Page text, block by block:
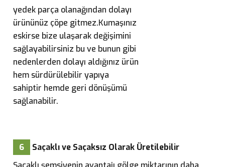
yedek parça olanağından dolayı
ürününüz çöpe gitmez.Kumaşınız
eskirse bize ulaşarak değişimini
sağlayabilirsiniz bu ve bunun gibi
nedenlerden dolayı aldığınız ürün
hem sürdürülebilir yapıya
sahiptir hemde geri dönüşümü
sağlanabilir.
6
Saçaklı ve Saçaksız Olarak Üretilebilir